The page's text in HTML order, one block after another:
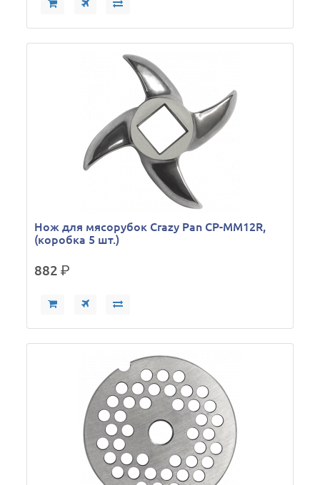
Нож для мясорубок Crazy Pan CP-MM12R,
(коробка 5 шт.)
882р.